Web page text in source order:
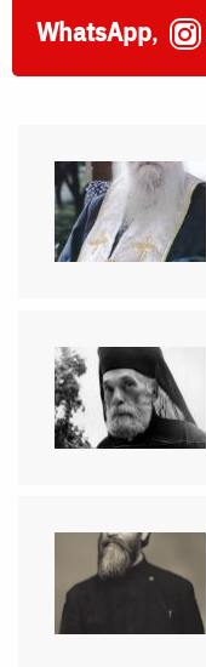
WhatsApp,